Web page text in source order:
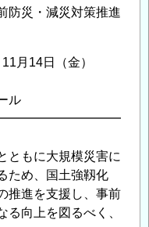
防災・減災対策推進
月14日（金）
ル
ともに大規模災害に
ため、国土強靱化
推進を支援し、事前
る向上を図るべく、